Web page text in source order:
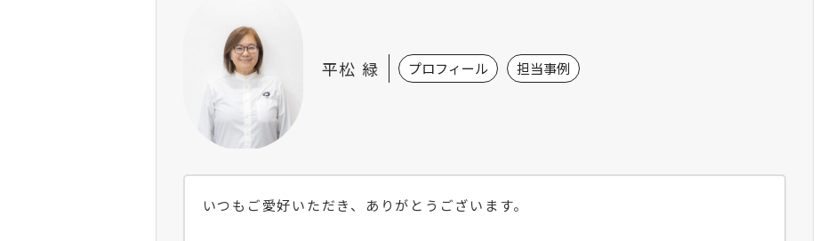
平松 緑 プロフィール 担当事例
いつもご愛好いただき、ありがとうございます。